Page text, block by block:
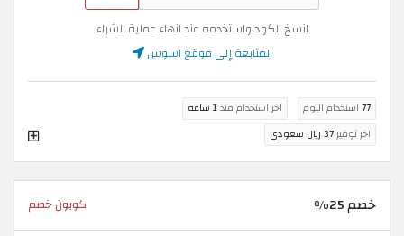
انسخ الكود واستخدمه عند انهاء عملية الشراء
المتابعة إلى موقع اسوس
77 استخدام اليوم اخر استخدام منذ1 ساعة
اخر توفير37 ريال سعودي
خصم 25% كوبون خصم